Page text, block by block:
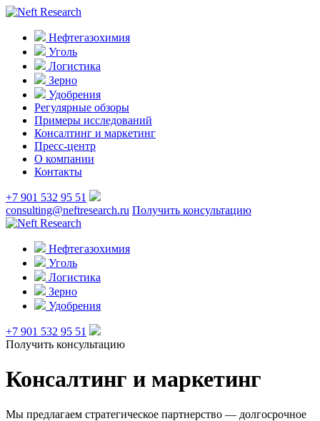
Нефтегазохимия
Уголь
Логистика
Зерно
Удобрения
Регулярные обзоры
Примеры исследований
Консалтинг и маркетинг
Пресс-центр
О компании
Контакты
+7 901 532 95 51
consulting@neftresearch.ru Получить консультацию
Нефтегазохимия
Уголь
Логистика
Зерно
Удобрения
+7 901 532 95 51
Получить консультацию
Консалтинг и маркетинг
Мы предлагаем стратегическое партнерство — долгосрочное